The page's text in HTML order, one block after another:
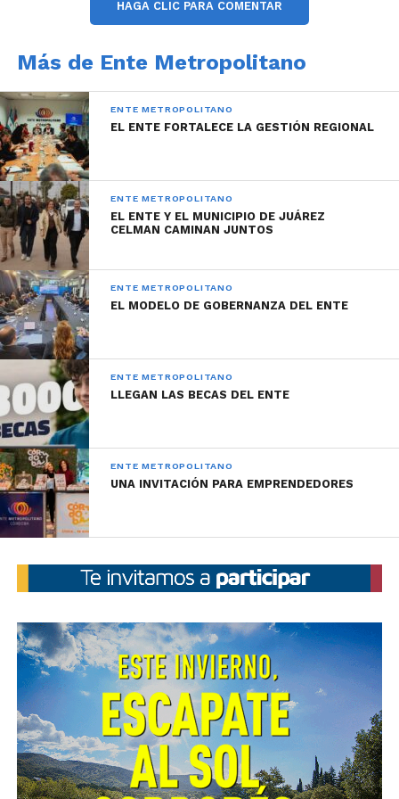
HAGA CLIC PARA COMENTAR
Más de Ente Metropolitano
ENTE METROPOLITANO
EL ENTE FORTALECE LA GESTIÓN REGIONAL
ENTE METROPOLITANO
EL ENTE Y EL MUNICIPIO DE JUÁREZ
CELMAN CAMINAN JUNTOS
ENTE METROPOLITANO
EL MODELO DE GOBERNANZA DEL ENTE
ENTE METROPOLITANO
LLEGAN LAS BECAS DEL ENTE
ENTE METROPOLITANO
UNA INVITACIÓN PARA EMPRENDEDORES